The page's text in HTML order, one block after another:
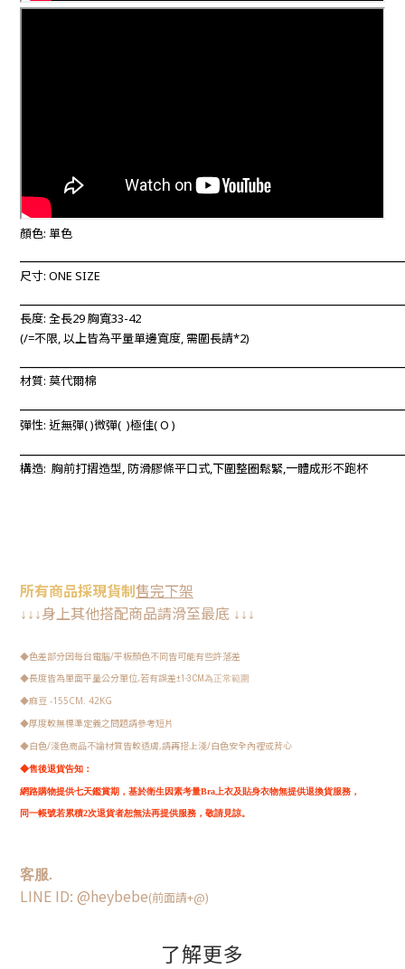
顏色: 單色
尺寸: ONE SIZE
長度: 全長29 胸寬33-42
(/=不限, 以上皆為平量單邊寬度, 需圍長請*2)
材質: 莫代爾棉
彈性: 近無彈()微彈( )極佳(O )
構造: 胸前打摺造型, 防滑膠條平口式,下圍整圈鬆緊,一體成形不跑杯
所有商品採現貨制售完下架
↓ ↓ ↓身上其他搭配商品請滑至最底 ↓ ↓ ↓
◆色差部分因每台電腦/平板顏色不同皆可能有些許落差
◆長度皆為單面平量公分單位,若有誤差±1-3CM 為正常範圍
◆麻豆 -155CM. 42KG
◆厚度較無標準定義之問題請參考短片
◆白色/淺色商品不論材質皆較透膚,請再搭上淺/白色安全內裡或背心
◆售後退貨告知：
網路購物提供七天鑑賞期， 基於衛生因素考量Bra上衣及貼身衣物無提供退換貨服務，
同一帳號若累積2次退貨者恕無法再提供服務，敬請見諒。
客服.
LINE ID: @heybebe(前面請+@)
了解更多